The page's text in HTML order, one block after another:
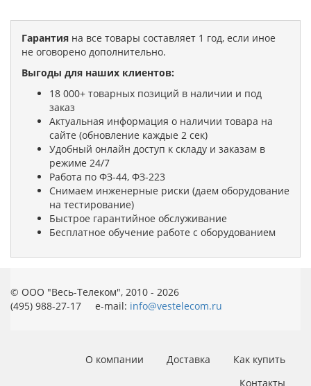
Гарантия на все товары составляет 1 год, если иное
не оговорено дополнительно.
Выгоды для наших клиентов:
18 000+ товарных позиций в наличии и под
заказ
Актуальная информация о наличии товара на
сайте (обновление каждые 2 сек)
Удобный онлайн доступ к складу и заказам в
режиме 24/7
Работа по ФЗ-44, ФЗ-223
Снимаем инженерные риски (даем оборудование
на тестирование)
Быстрое гарантийное обслуживание
Бесплатное обучение работе с оборудованием
© ООО "Весь-Телеком", 2010 - 2026
(495) 988-27-17 e-mail: info@vestelecom.ru
О компании Доставка
Как купить
Контакты